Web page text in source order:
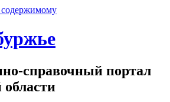
справочный портал